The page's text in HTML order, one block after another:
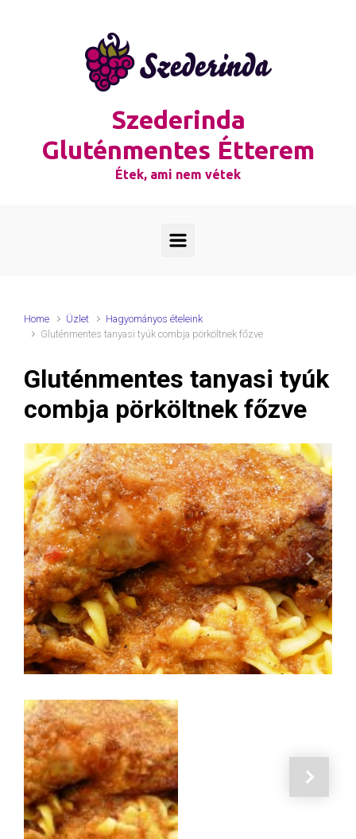
Szederinda
Gluténmentes Étterem
Étek, ami nem vétek
Home Üzlet
Hagyományos ételeink
Gluténmentes tanyasi tyúk combja pörköltnek főzve
Gluténmentes tanyasi tyúk
combja pörköltnek főzve
Next